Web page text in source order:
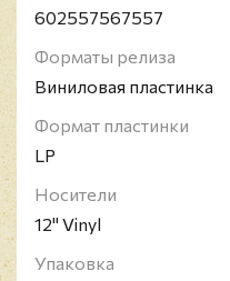
В 2011 году признан
проведённому
602557567557
Форматы релиза
Виниловая пластинка
Формат пластинки
LP
Носители
12" Vinyl
Упаковка